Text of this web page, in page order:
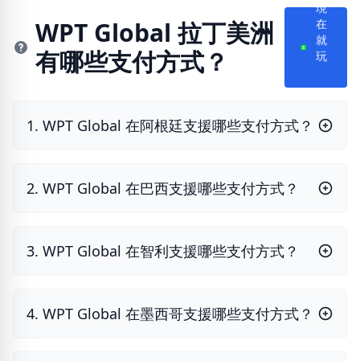
WPT Global 拉丁美洲
有哪些支付方式？
現
在
就
玩
1. WPT Global 在阿根廷支援哪些支付方式？
2. WPT Global 在巴西支援哪些支付方式？
3. WPT Global 在智利支援哪些支付方式？
4. WPT Global 在墨西哥支援哪些支付方式？